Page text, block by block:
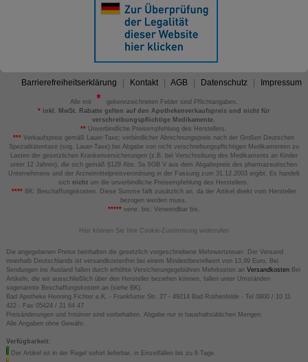
Barrierefreiheitserklärung Kontakt AGB Datenschutz Impressum
Alle mit
gekennzeichneten Felder sind Pflichtangaben.
*inkl. MwSt. Rabatte gelten auf den Apothekenverkaufspreis und nicht für
verschreibungspflichtige Medikamente.
** Unverbindliche Preisempfehlung des Herstellers.
*** Verkaufspreis gemäß Lauer-Taxe; verbindlicher Abrechnungspreis nach der Großen Deutschen
Spezialitätentaxe (sog. Lauer-Taxe) bei Abgabe von nicht verschreibungspflichtigen Medikamenten zu
Lasten der gesetzlichen Krankenversicherungen (z.B. bei Verschreibung des Medikaments an Kinder
unter 12 Jahren), die sich gemäß §129 Abs. 5a SGB V aus dem Abgabepreis des pharmazeutischen
Unternehmens und der Arzneimittelpreisverordnung in der Fassung zum 31.12.2003 ergibt. Es handelt
sich nicht um die unverbindliche Preisempfehlung des Herstellers.
****BK: Beschaffungskosten. Diese Summe fällt zusätzlich an, da der Artikel direkt vom Hersteller
bezogen werden muss.
*****verw. bis: Verwendbar bis.
Hier können Sie Ihre Cookie-Zustimmung widerrufen
Die angegebenen Preise beinhalten die gesetzlich vorgeschriebene Mehrwertsteuer. Der Versand
innerhalb Deutschlands ist versandkostenfrei bei einem Mindestbestellwert von 13,99 Euro. Bei
Sendungen ins Ausland fallen durch erhöhte Versicherungsgebühren Mehrkosten an VersandkostenBei
Artikeln, die wir ausschließlich über den Hersteller beziehen können, fallen unter Umständen
sogenannte Beschaffungskosten an (siehe BK).
Bad Apotheke Henning Fichter e.K. - Frankfurter Str. 27 - 49214 Bad Rothenfelde - Tel 0800 / 10 11
422 - Fax 05424 / 21 64 47
Preisänderungen und Irrtümer sind vorbehalten. Abgabe nur in haushaltsüblichen Mengen.
Alle Angaben ohne Gewähr.
Verfügbarkeit:
Der Artikel ist in der Regel sofort lieferbar, in Einzelfällen bis zu 6 Tage.